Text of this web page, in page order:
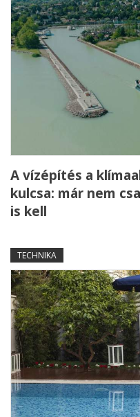
A vízépítés a
kulcsa: már nem
is kell
TECHNIKA